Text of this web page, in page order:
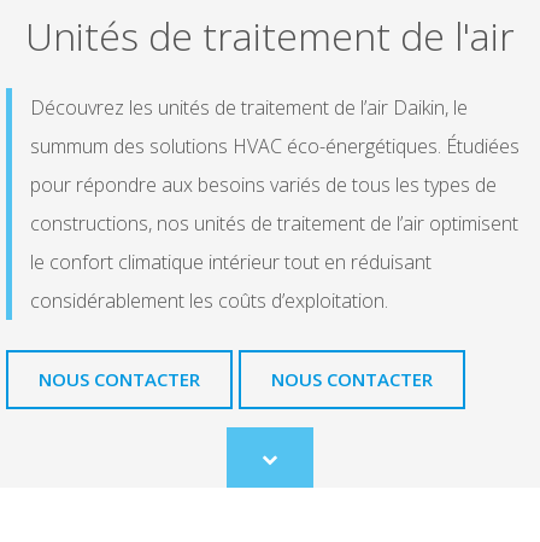
Unités de traitement de l'air
Découvrez les unités de traitement de l’air Daikin, le
summum des solutions HVAC éco-énergétiques. Étudiées
pour répondre aux besoins variés de tous les types de
constructions, nos unités de traitement de l’air optimisent
le confort climatique intérieur tout en réduisant
considérablement les coûts d’exploitation.
NOUS CONTACTER NOUS CONTACTER
Scroll
to